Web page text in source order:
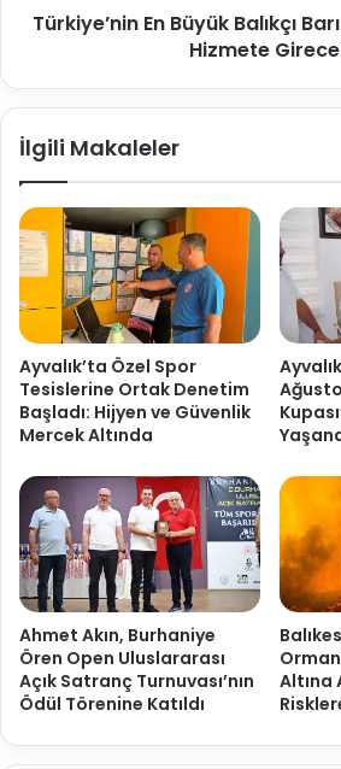
Türkiye’nin En Büyük Balıkçı
Hizmete
İlgili Makaleler
Ayvalık’ta Özel Spor
Tesislerine Ortak Denetim
Başladı: Hijyen ve Güvenlik
Mercek Altında
Ahmet Akın, Burhaniye
Ören Open Uluslararası
Açık Satranç Turnuvası’nın
Ödül Törenine Katıldı
Altına